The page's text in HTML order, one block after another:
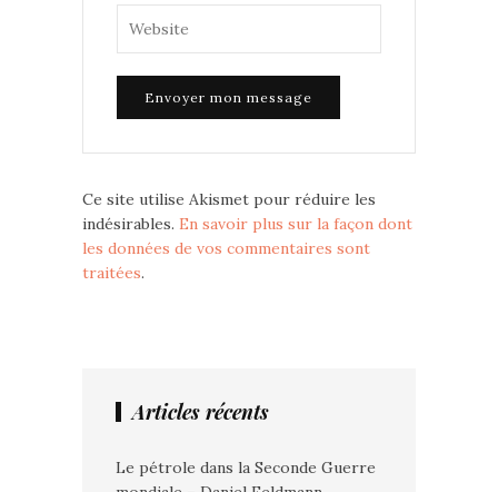
Ce site utilise Akismet pour réduire les
indésirables. En savoir plus sur la façon dont
les données de vos commentaires sont
traitées.
Articles récents
Le pétrole dans la Seconde Guerre